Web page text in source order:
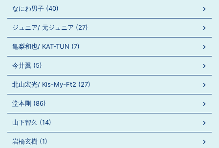
なにわ男子 (40)
ジュニア/ 元ジュニア (27)
亀梨和也/ KAT-TUN (7)
今井翼 (5)
北山宏光/ Kis-My-Ft2 (27)
堂本剛 (86)
山下智久 (14)
岩橋玄樹 (1)